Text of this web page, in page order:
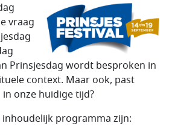
vraag
Prinsjesdag wordt besproken in
context. Maar ook, past
onze huidige tijd?
programma zijn: